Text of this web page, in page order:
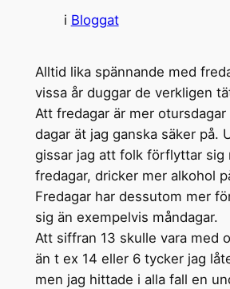
i Bloggat
Alltid lika spännande med
vissa år duggar de verkligen
Att fredagar är mer otursdagar
dagar ät jag ganska säker på.
gissar jag att folk förflyttar sig
fredagar, dricker mer alkohol
Fredagar har dessutom mer
sig än exempelvis måndagar.
Att siffran 13 skulle vara med
än t ex 14 eller 6 tycker jag
men jag hittade i alla fall en